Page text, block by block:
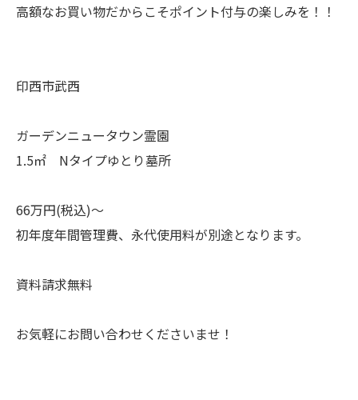
高額なお買い物だからこそポイント付与の楽しみを！！
印西市武西
ガーデンニュータウン霊園
1.5㎡ Nタイプゆとり墓所
66万円(税込)～
初年度年間管理費、永代使用料が別途となります。
資料請求無料
お気軽にお問い合わせくださいませ！